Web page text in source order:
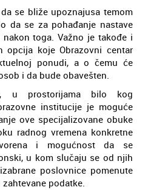
se bliže upoznajusa temom
da se za pohađanje nastave
toga. Važno je takođe i
opcija koje Obrazovni centar
ponudi, a o čemu će
i da bude obavešten.
u prostorijama bilo kog
institucije je moguće
ove specijalizovane obuke
radnog vremena konkretne
i mogućnost da se
u kom slučaju se od njih
poslovnice pomenute
podatke.